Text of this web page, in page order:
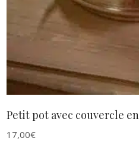
Petit pot avec couvercle
17,00€